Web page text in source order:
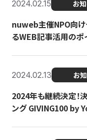
2024.02.15 お
nuweb主催NPO向け
るWEB記事活用のポ
2024.02.13 お
2024年も継続決定！
ング GIVING100 by